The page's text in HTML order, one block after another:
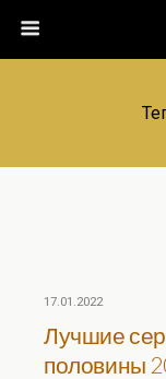
17.01.2022
Лучшие
половины